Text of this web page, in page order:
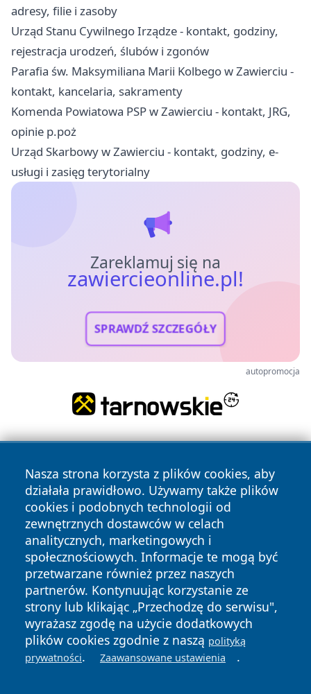
adresy, filie i zasoby
Urząd Stanu Cywilnego Irządze - kontakt, godziny,
rejestracja urodzeń, ślubów i zgonów
Parafia św. Maksymiliana Marii Kolbego w Zawierciu -
kontakt, kancelaria, sakramenty
Komenda Powiatowa PSP w Zawierciu - kontakt, JRG,
opinie p.poż
Urząd Skarbowy w Zawierciu - kontakt, godziny, e-
usługi i zasięg terytorialny
Zareklamuj się na
zawiercieonline.pl!
SPRAWDŹ SZCZEGÓŁY
autopromocja
Nasza strona korzysta z plików cookies, aby
działała prawidłowo. Używamy także plików
cookies i podobnych technologii od
zewnętrznych dostawców w celach
analitycznych, marketingowych i
społecznościowych. Informacje te mogą być
przetwarzane również przez naszych
partnerów. Kontynuując korzystanie ze
strony lub klikając „Przechodzę do serwisu",
wyrażasz zgodę na użycie dodatkowych
plików cookies zgodnie z naszą polityką
prywatności. Zaawansowane ustawienia .
Copyright © 2026 zawiercieonline.pl Wszystkie prawa
zastrzeżone.
News Autorzy
Polityka
Prywatności
Polityka
Cookies